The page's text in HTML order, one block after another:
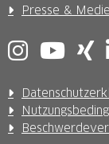
Presse &